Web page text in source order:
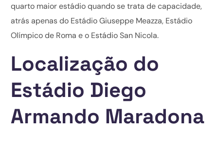
quarto maior estádio quando se trata de capacidade,
atrás apenas do Estádio Giuseppe Meazza, Estádio
Olímpico de Roma e o Estádio San Nicola.
Localização do
Estádio Diego
Armando Maradona